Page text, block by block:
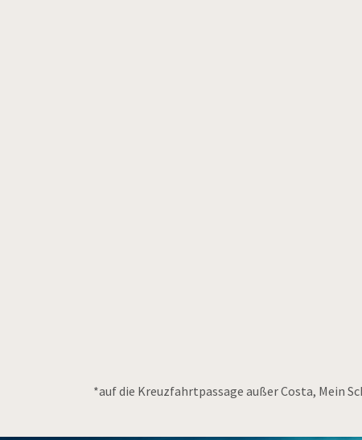
*auf die Kreuzfahrtpassage außer Costa, Mein